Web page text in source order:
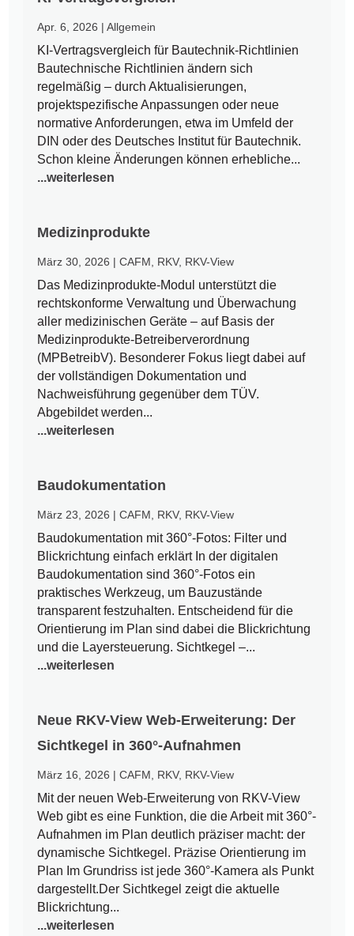
Apr. 6, 2026 |Allgemein
KI-Vertragsvergleich für Bautechnik-Richtlinien
Bautechnische Richtlinien ändern sich
regelmäßig – durch Aktualisierungen,
projektspezifische Anpassungen oder neue
normative Anforderungen, etwa im Umfeld der
DIN oder des Deutsches Institut für Bautechnik.
Schon kleine Änderungen können erhebliche...
...weiterlesen
Medizinprodukte
März 30, 2026 |CAFM RKV, RKV-View
Das Medizinprodukte-Modul unterstützt die
rechtskonforme Verwaltung und Überwachung
aller medizinischen Geräte – auf Basis der
Medizinprodukte-Betreiberverordnung
(MPBetreibV). Besonderer Fokus liegt dabei auf
der vollständigen Dokumentation und
Nachweisführung gegenüber dem TÜV.
Abgebildet werden...
...weiterlesen
Baudokumentation
März 23, 2026 |CAFM RKV, RKV-View
Baudokumentation mit 360°-Fotos: Filter und
Blickrichtung einfach erklärt In der digitalen
Baudokumentation sind 360°-Fotos ein
praktisches Werkzeug, um Bauzustände
transparent festzuhalten. Entscheidend für die
Orientierung im Plan sind dabei die Blickrichtung
und die Layersteuerung. Sichtkegel –...
...weiterlesen
Neue RKV-View Web-Erweiterung: Der
Sichtkegel in 360°-Aufnahmen
März 16, 2026 |CAFM RKV, RKV-View
Mit der neuen Web-Erweiterung von RKV-View
Web gibt es eine Funktion, die die Arbeit mit 360°-
Aufnahmen im Plan deutlich präziser macht: der
dynamische Sichtkegel. Präzise Orientierung im
Plan Im Grundriss ist jede 360°-Kamera als Punkt
dargestellt.Der Sichtkegel zeigt die aktuelle
Blickrichtung...
...weiterlesen